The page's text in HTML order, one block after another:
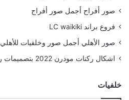
صور أفراح أجمل صور أفراح
فروع براند LC waikiki
صور الأهلي أجمل صور وخلفيات للأهلي
اشكال ركنات مودرن 2022 بتصميمات رائعة
خلفيات